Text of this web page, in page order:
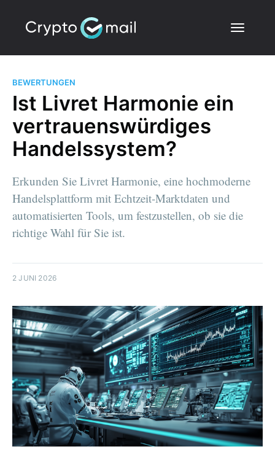
BEWERTUNGEN
Ist Livret Harmonie ein
vertrauenswürdiges
Handelssystem?
Erkunden Sie Livret Harmonie, eine hochmoderne
Handelsplattform mit Echtzeit-Marktdaten und
automatisierten Tools, um festzustellen, ob sie die
richtige Wahl für Sie ist.
2 JUNI 2026